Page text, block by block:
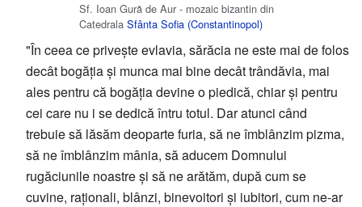
Sf. Ioan Gură de Aur - mozaic bizantin din
Catedrala Sfânta Sofia (Constantinopol)
"În ceea ce privește evlavia, sărăcia ne este mai de folos
decât bogăția și munca mai bine decât trândăvia, mai
ales pentru că bogăția devine o piedică, chiar și pentru
cei care nu i se dedică întru totul. Dar atunci când
trebuie să lăsăm deoparte furia, să ne îmblânzim pizma,
să ne îmblânzim mânia, să aducem Domnului
rugăciunile noastre și să ne arătăm, după cum se
cuvine, raționali, blânzi, binevoitori și iubitori, cum ne-ar